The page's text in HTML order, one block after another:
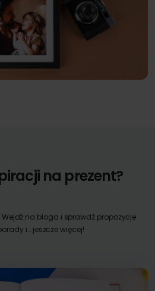
na prezent?
na bloga i sprawdź propozycje
i… jeszcze więcej!